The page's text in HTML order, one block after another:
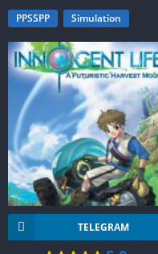
PPSSPP Simulation
TELEGRAM